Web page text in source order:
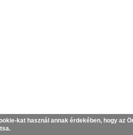
kat használ annak érdekében, hogy az